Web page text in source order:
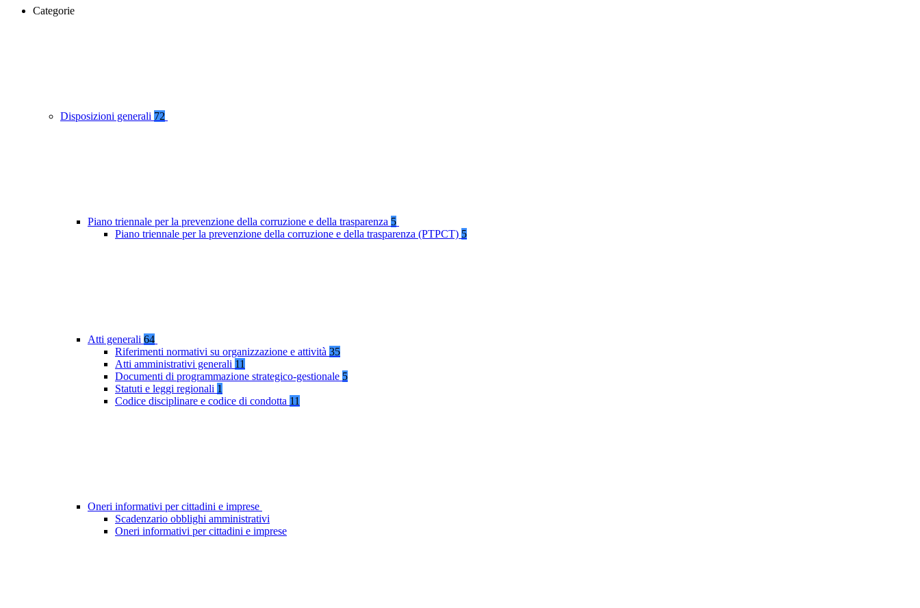
Categorie
Disposizioni generali 72
Piano triennale per la prevenzione della corruzione e della trasparenza 5
Piano triennale per la prevenzione della corruzione e della trasparenza (PTPCT) 5
Atti generali 64
Riferimenti normativi su organizzazione e attività 35
Atti amministrativi generali 11
Documenti di programmazione strategico-gestionale 5
Statuti e leggi regionali 1
Codice disciplinare e codice di condotta 11
Oneri informativi per cittadini e imprese
Scadenzario obblighi amministrativi
Oneri informativi per cittadini e imprese